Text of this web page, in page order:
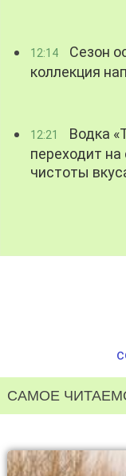
12:14
Сезон
коллекция
12:21
Водка
переходит
чистоты
САМОЕ